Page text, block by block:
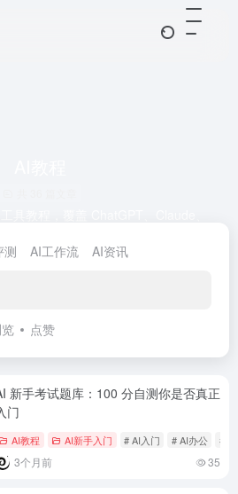
测 AI工作流 AI资讯
点赞
新手考试题库：100 分自测你是否真正
门
AI教程 AI新手入门 # AI入门 # AI办公 #
3个月前 35